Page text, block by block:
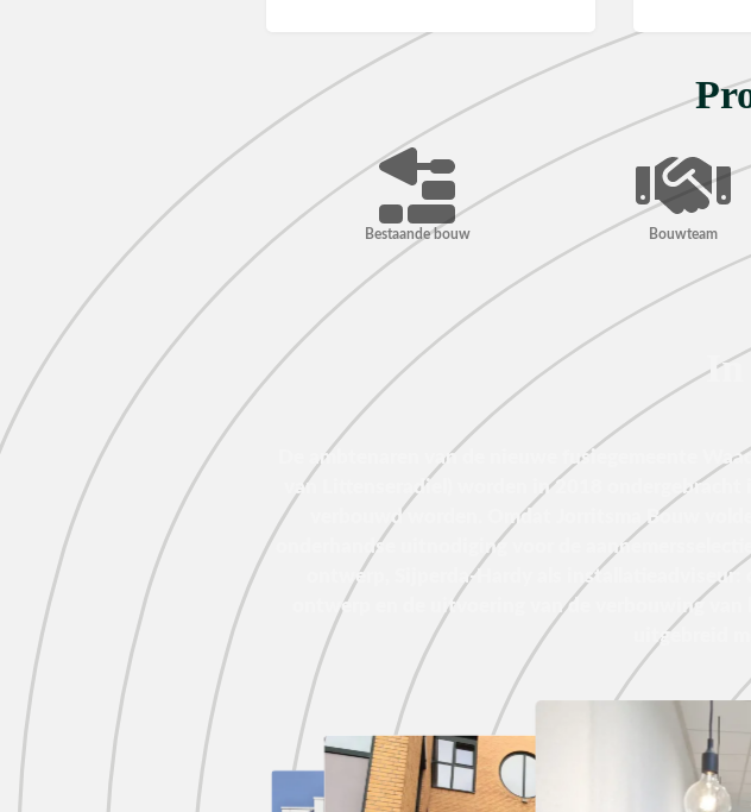
Bestaande bouw Bouwteam
In
De ambtenaren van de nieuwe fusiegemeente
van Littenseradiel) worden in 2018
verbouwd worden. Omdat Jorritsma Bouw
onderhandse uitnodiging voor de
ontwerp, Sijperda-Hardy als
ontwerp en de uitvoering van de verbouwing
uitgebreid